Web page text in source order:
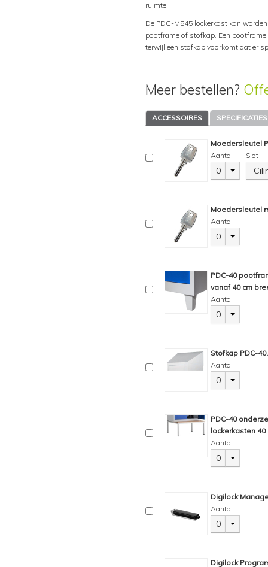
ruimte.
De PDC-M545 lockerkast kan
pootframe of stofkap. Een
terwijl een stofkap voorkomt dat er
Meer bestellen?
ACCESSOIRES SPECIFICATIES
Moedersleutel
Aantal
0
Slot
Moedersleutel
Aantal
0
PDC-40
vanaf 40 cm
Aantal
0
Stofkap PDC-
Aantal
0
PDC-40
lockerkasten 40
Aantal
0
Digilock
Aantal
0
Digilock